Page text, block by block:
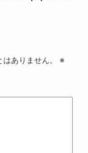
ありません。
※